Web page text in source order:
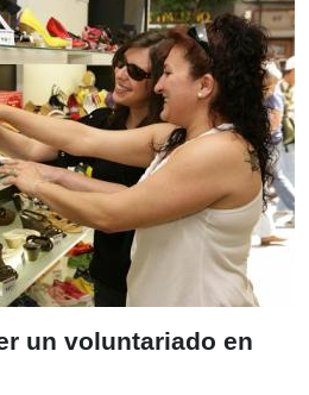
ocasiones, las personas
por otro perro- no pueden
con espacio para uno o
solos o por cualquier otro
un voluntariado en